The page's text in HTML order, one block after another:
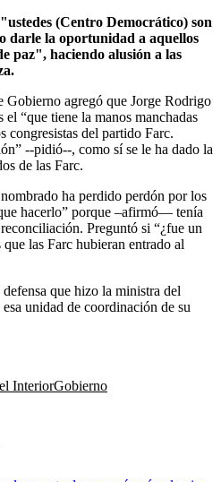
"ustedes (Centro Democrático) son
darle la oportunidad a aquellos
paz", haciendo alusión a las
Gobierno agregó que Jorge Rodrigo
“que tiene la manos manchadas
congresistas del partido Farc.
--pidió--, como sí se le ha dado la
de las Farc.
ha perdido perdón por los
hacerlo” porque –afirmó— tenía
Preguntó si “¿fue un
las Farc hubieran entrado al
que hizo la ministra del
unidad de coordinación de su
InteriorGobierno